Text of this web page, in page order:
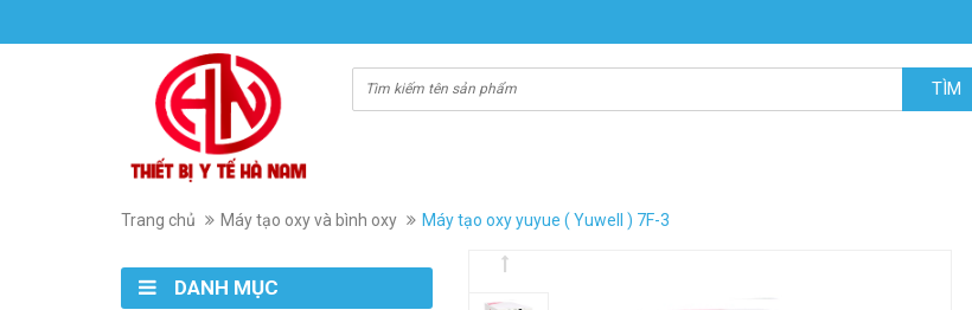
TÌM
Trang chủ Máy tạo oxy và bình oxy Máy tạo oxy yuyue ( Yuwell ) 7F-3
DANH MỤC